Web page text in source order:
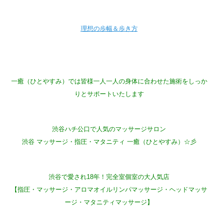
理想の歩幅＆歩き方
一癒（ひとやすみ）では皆様一人一人の身体に合わせた施術をしっか
りとサポートいたします
渋谷ハチ公口で人気のマッサージサロン
渋谷 マッサージ・指圧・マタニティ 一癒（ひとやすみ）☆彡
渋谷で愛され18年！完全室個室の大人気店
【指圧・マッサージ・アロマオイルリンパマッサージ・ヘッドマッサ
ージ・マタニティマッサージ】